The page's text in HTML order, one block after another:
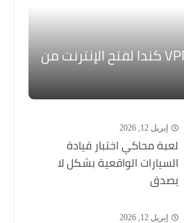
تحميل تطبيق VPN كندا لفتح الإنترنت من
إبريل 12, 2026
لعبة محاكي اختبار قيادة
السيارات الواقعية بشكل لا
يصدق
إبريل 12, 2026